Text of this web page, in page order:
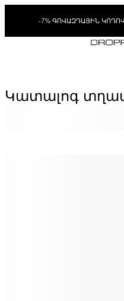
-7% ԳՈՎԱԶԴԱՅԻՆ
Կատալոգ